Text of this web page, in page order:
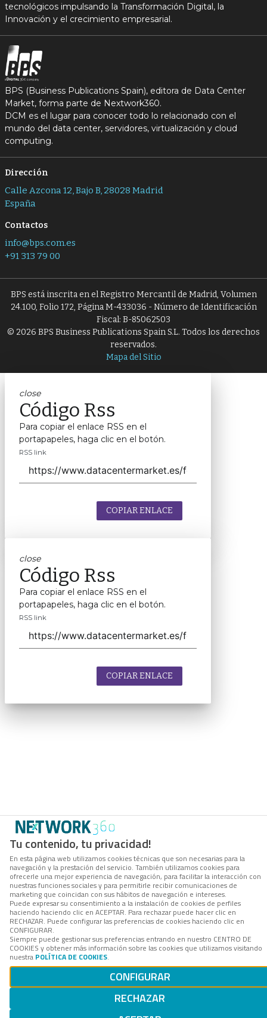
Tu contenido, tu privacidad!
En esta página web utilizamos cookies técnicas que son necesarias para la
navegación y la prestación del servicio. También utilizamos cookies para
ofrecerle una mejor experiencia de navegación, para facilitar la interacción con
nuestras funciones sociales y para permitirle recibir comunicaciones de
marketing que coincidan con sus hábitos de navegación e intereses.
Puede expresar su consentimiento a la instalación de cookies de perfiles
haciendo haciendo clic en ACEPTAR. Para rechazar puede hacer clic en
RECHAZAR. Puede configurar las preferencias de cookies haciendo clic en
CONFIGURAR.
Siempre puede gestionar sus preferencias entrando en nuestro CENTRO DE
COOKIES y obtener más información sobre las cookies que utilizamos visitando
nuestra POLÍTICA DE COOKIES.
CONFIGURAR
RECHAZAR
tecnológicos impulsando la Transformación Digital, la
Innovación y el crecimiento empresarial.
BPS (Business Publications Spain), editora de Data Center
Market, forma parte de Nextwork360.
DCM es el lugar para conocer todo lo relacionado con el
mundo del data center, servidores, virtualización y cloud
computing.
Dirección
Calle Azcona 12, Bajo B, 28028 Madrid
España
Contactos
info@bps.com.es
+91 313 79 00
BPS está inscrita en el Registro Mercantil de Madrid, Volumen
24.100, Folio 172, Página M-433036 - Número de Identificación
Fiscal: B-85062503
© 2026 BPS Business Publications Spain S.L. Todos los derechos
reservados.
Mapa del Sitio
close
Código Rss
Para copiar el enlace RSS en el
portapapeles, haga clic en el botón.
RSS link
COPIAR ENLACE
close
Código Rss
Para copiar el enlace RSS en el
portapapeles, haga clic en el botón.
RSS link
COPIAR ENLACE